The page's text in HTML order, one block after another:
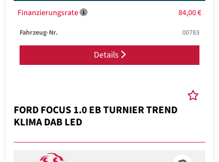
Finanzierungsrate 84,00 €
Fahrzeug-Nr. 00783
Details
FORD FOCUS 1.0 EB TURNIER TREND
KLIMA DAB LED